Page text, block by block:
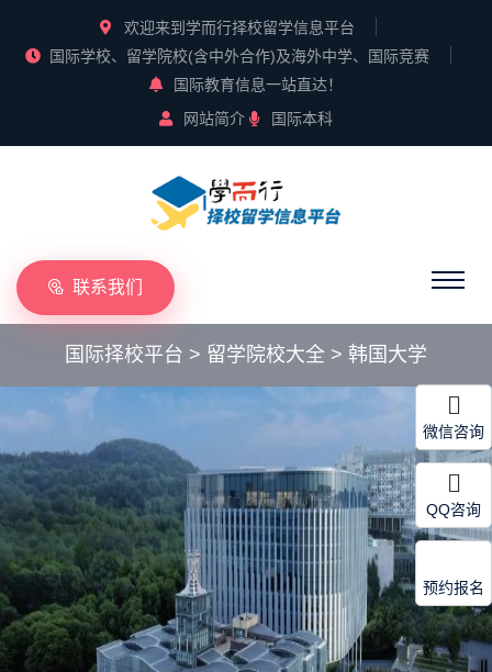
欢迎来到学而行择校留学信息平台
国际学校、留学院校(含中外合作)及海外中学、国际竞赛
国际教育信息一站直达！
网站简介
国际本科
联系我们
国际择校平台 > 留学院校大全 > 韩国大学
微信咨询
QQ咨询
预约报名